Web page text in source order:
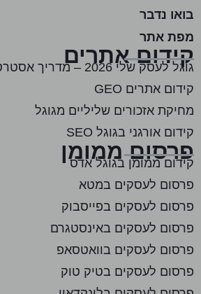
בואו נדבר
מפת אתר
קידום אתרים
גוגל לעסק שלי 2026 – מדריך אסטרטגי
קידום אתרים GEO
מחיקת אזכורים שליליים מגוגל
קידום אורגני בגוגל SEO
פרסום ממומן
קידום ממומן בגוגל אדס
פרסום לעסקים במטא
פרסום לעסקים בפייסבוק
פרסום לעסקים באינסטגרם
פרסום לעסקים בוואטסאפ
פרסום לעסקים בטיק טוק